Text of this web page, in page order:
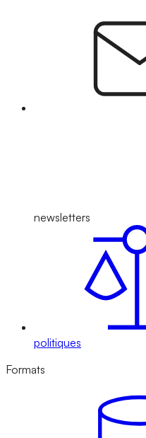
newsletters
politiques
Formats